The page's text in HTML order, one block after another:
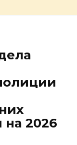
2026